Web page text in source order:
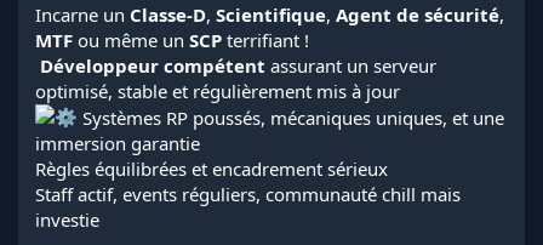
Incarne un Classe-D, Scientifique, Agent de sécurité,
MTF ou même un SCP terrifiant !
Développeur compétent assurant un serveur
optimisé, stable et régulièrement mis à jour
Systèmes RP poussés, mécaniques uniques, et une
immersion garantie
Règles équilibrées et encadrement sérieux
Staff actif, events réguliers, communauté chill mais
investie